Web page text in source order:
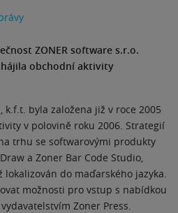
ZONER software s.r.o.
obchodní aktivity
k.f.t. byla založena již v roce 2005
v polovině roku 2006. Strategií
trhu se softwarovými produkty
a Zoner Bar Code Studio,
do maďarského jazyka.
možnosti pro vstup s nabídkou
Zoner Press.